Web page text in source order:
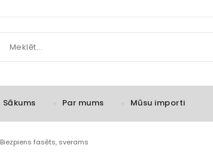
Sākums Par mums Mūsu importi
Biezpiens fasēts, sverams